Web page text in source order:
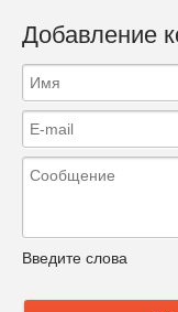
Добавление
Введите слова